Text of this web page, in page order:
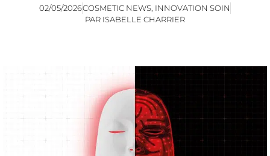
02/05/2026COSMETIC NEWS INNOVATION SOIN
PAR ISABELLE CHARRIER